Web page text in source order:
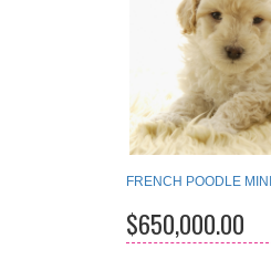
FRENCH POODLE
$650,000.00